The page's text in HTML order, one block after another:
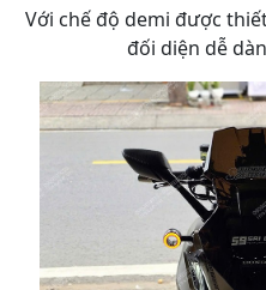
Với chế độ demi được
đối diện dễ